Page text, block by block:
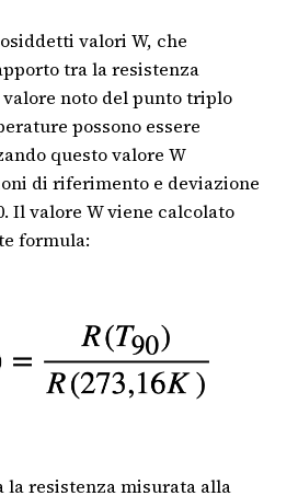
valori W, che
tra la resistenza
noto del punto triplo
possono essere
questo valore W
di riferimento e deviazione
Il valore W viene calcolato
formula:
la resistenza misurata alla